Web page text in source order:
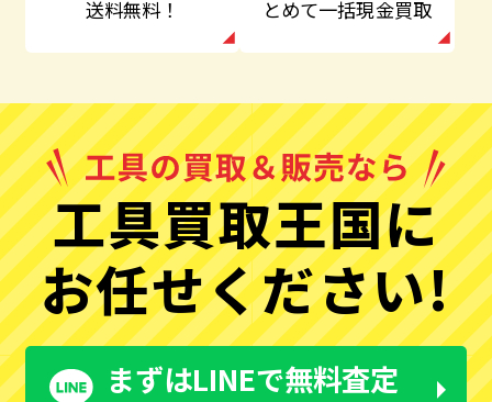
送料無料！ とめて一括現金買取
工具買取王国に
お任せください!
まずはLINEで無料査定